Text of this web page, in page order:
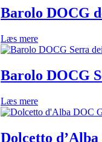
Barolo DOCG
Læs mere
Barolo DOCG
Læs mere
Dolcetto